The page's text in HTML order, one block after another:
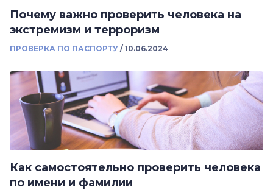
Почему важно проверить человека на
экстремизм и терроризм
ПРОВЕРКА ПО ПАСПОРТУ / 10.06.2024
Как самостоятельно проверить человека
по имени и фамилии